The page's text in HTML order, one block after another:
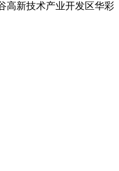
高新技术产业开发区华彩